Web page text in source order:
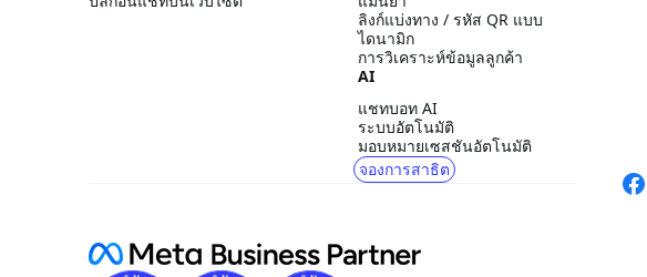
ลิงก์แบ่งทาง / รหัส QR แบบ
ไดนามิก
การวิเคราะห์ข้อมูลลูกค้า
AI
แชทบอท AI
ระบบอัตโนมัติ
มอบหมายเซสชันอัตโนมัติ
จองการสาธิต